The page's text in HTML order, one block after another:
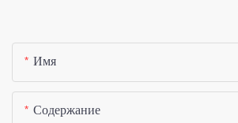
Имя
Содержание